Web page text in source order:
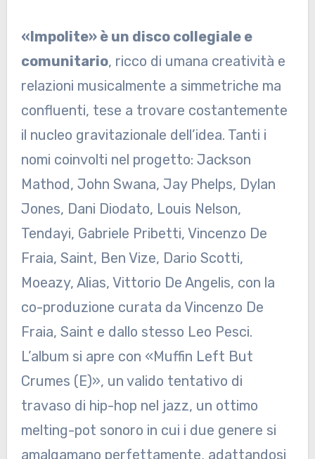
«Impolite» è un disco collegiale e
comunitario, ricco di umana creatività e
relazioni musicalmente a simmetriche ma
confluenti, tese a trovare costantemente
il nucleo gravitazionale dell’idea. Tanti i
nomi coinvolti nel progetto: Jackson
Mathod, John Swana, Jay Phelps, Dylan
Jones, Dani Diodato, Louis Nelson,
Tendayi, Gabriele Pribetti, Vincenzo De
Fraia, Saint, Ben Vize, Dario Scotti,
Moeazy, Alias, Vittorio De Angelis, con la
co-produzione curata da Vincenzo De
Fraia, Saint e dallo stesso Leo Pesci.
L’album si apre con «Muffin Left But
Crumes (E)», un valido tentativo di
travaso di hip-hop nel jazz, un ottimo
melting-pot sonoro in cui i due genere si
amalgamano perfettamente, adattandosi